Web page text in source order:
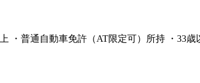
・普通自動車免許（AT限定可）所持 ・33